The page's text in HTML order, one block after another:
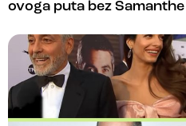
ovoga puta bez Samanthe